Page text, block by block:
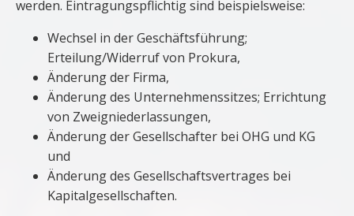
werden. Eintragungspflichtig sind beispielsweise:
Wechsel in der Geschäftsführung;
Erteilung/Widerruf von Prokura,
Änderung der Firma,
Änderung des Unternehmenssitzes; Errichtung
von Zweigniederlassungen,
Änderung der Gesellschafter bei OHG und KG
und
Änderung des Gesellschaftsvertrages bei
Kapitalgesellschaften.